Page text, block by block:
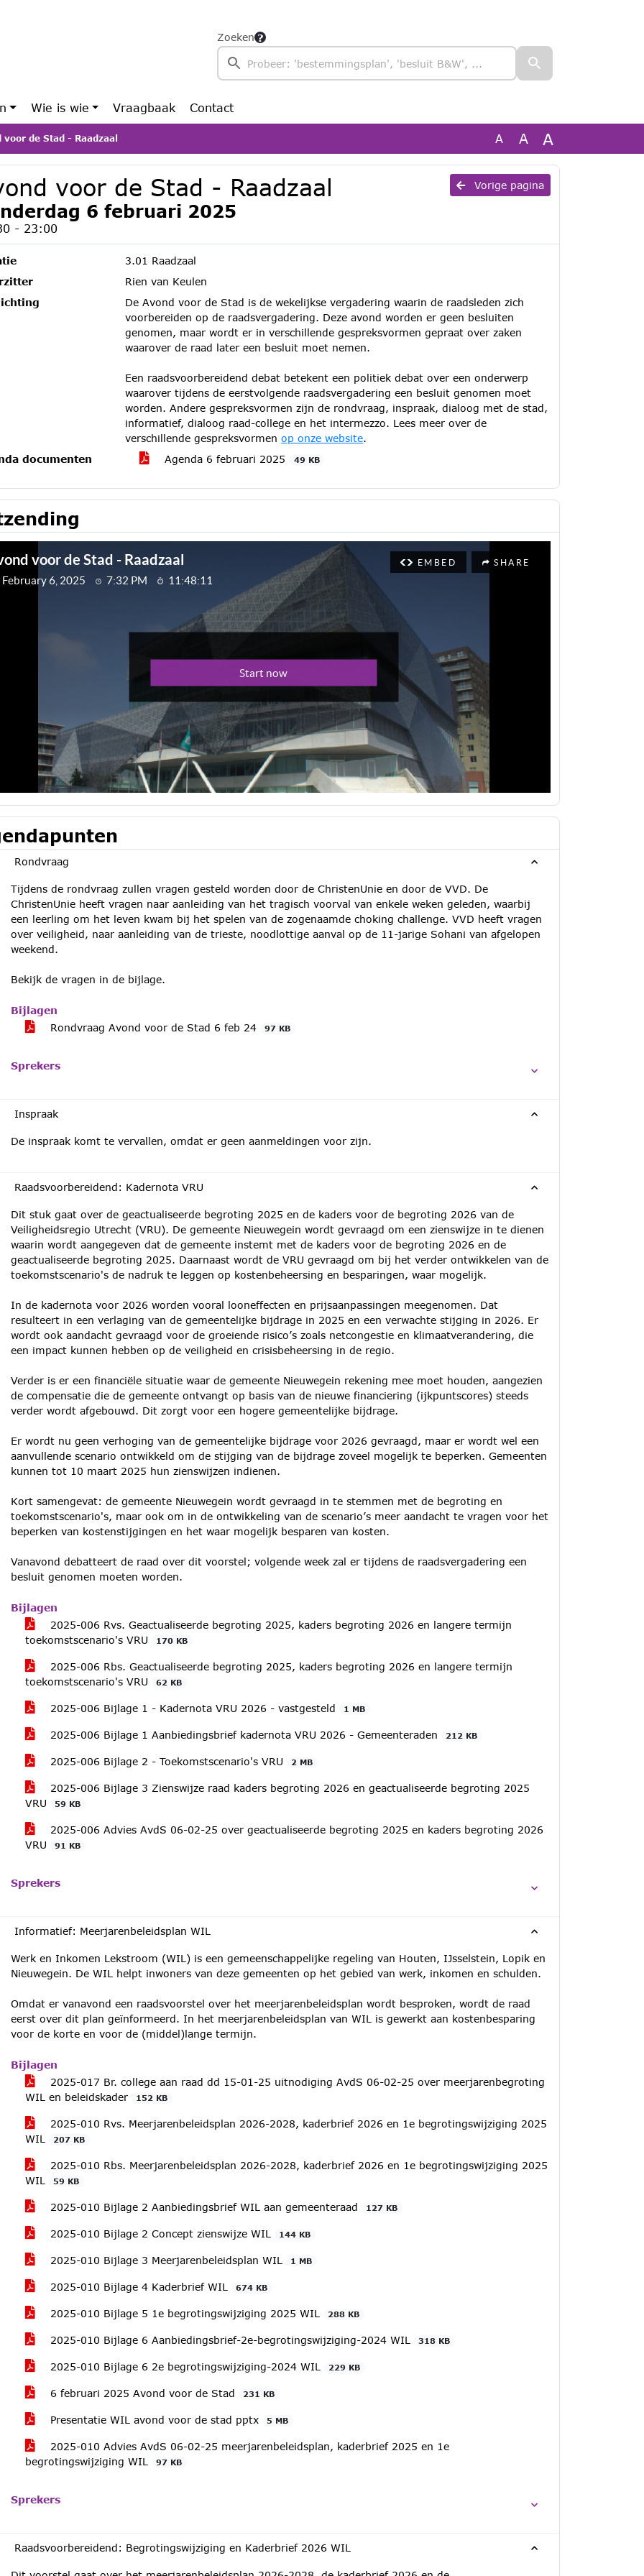
Zoeken
Wie is wie Vraagbaak Contact
voor de Stad - Raadzaal A A A
Vorige pagina
voor de Stad - Raadzaal
6 februari 2025
- 23:00
3.01 Raadzaal
Rien van Keulen
De Avond voor de Stad is de wekelijkse vergadering waarin de raadsleden zich
voorbereiden op de raadsvergadering. Deze avond worden er geen besluiten
genomen, maar wordt er in verschillende gespreksvormen gepraat over zaken
waarover de raad later een besluit moet nemen.
Een raadsvoorbereidend debat betekent een politiek debat over een onderwerp
waarover tijdens de eerstvolgende raadsvergadering een besluit genomen moet
worden. Andere gespreksvormen zijn de rondvraag, inspraak, dialoog met de stad,
informatief, dialoog raad-college en het intermezzo. Lees meer over de
verschillende gespreksvormenop onze website.
documenten
Agenda 6 februari 2025 49 KB
Rondvraag
Tijdens de rondvraag zullen vragen gesteld worden door de ChristenUnie en door de VVD. De
ChristenUnie heeft vragen naar aanleiding van het tragisch voorval van enkele weken geleden, waarbij
een leerling om het leven kwam bij het spelen van de zogenaamde choking challenge. VVD heeft vragen
over veiligheid, naar aanleiding van de trieste, noodlottige aanval op de 11-jarige Sohani van afgelopen
weekend.
Bekijk de vragen in de bijlage.
Bijlagen
Rondvraag Avond voor de Stad 6 feb 24
97 KB
Sprekers
Inspraak
De inspraak komt te vervallen, omdat er geen aanmeldingen voor zijn.
Raadsvoorbereidend: Kadernota VRU
Dit stuk gaat over de geactualiseerde begroting 2025 en de kaders voor de begroting 2026 van de
Veiligheidsregio Utrecht (VRU). De gemeente Nieuwegein wordt gevraagd om een zienswijze in te dienen
waarin wordt aangegeven dat de gemeente instemt met de kaders voor de begroting 2026 en de
geactualiseerde begroting 2025. Daarnaast wordt de VRU gevraagd om bij het verder ontwikkelen van de
toekomstscenario's de nadruk te leggen op kostenbeheersing en besparingen, waar mogelijk.
In de kadernota voor 2026 worden vooral looneffecten en prijsaanpassingen meegenomen. Dat
resulteert in een verlaging van de gemeentelijke bijdrage in 2025 en een verwachte stijging in 2026. Er
wordt ook aandacht gevraagd voor de groeiende risico’s zoals netcongestie en klimaatverandering, die
een impact kunnen hebben op de veiligheid en crisisbeheersing in de regio.
Verder is er een financiële situatie waar de gemeente Nieuwegein rekening mee moet houden, aangezien
de compensatie die de gemeente ontvangt op basis van de nieuwe financiering (ijkpuntscores) steeds
verder wordt afgebouwd. Dit zorgt voor een hogere gemeentelijke bijdrage.
Er wordt nu geen verhoging van de gemeentelijke bijdrage voor 2026 gevraagd, maar er wordt wel een
aanvullende scenario ontwikkeld om de stijging van de bijdrage zoveel mogelijk te beperken. Gemeenten
kunnen tot 10 maart 2025 hun zienswijzen indienen.
Kort samengevat: de gemeente Nieuwegein wordt gevraagd in te stemmen met de begroting en
toekomstscenario's, maar ook om in de ontwikkeling van de scenario’s meer aandacht te vragen voor het
beperken van kostenstijgingen en het waar mogelijk besparen van kosten.
Vanavond debatteert de raad over dit voorstel; volgende week zal er tijdens de raadsvergadering een
besluit genomen moeten worden.
Bijlagen
2025-006 Rvs. Geactualiseerde begroting 2025, kaders begroting 2026 en langere termijn
toekomstscenario's VRU
170 KB
2025-006 Rbs. Geactualiseerde begroting 2025, kaders begroting 2026 en langere termijn
toekomstscenario's VRU
62 KB
2025-006 Bijlage 1 - Kadernota VRU 2026 - vastgesteld 1 MB
2025-006 Bijlage 1 Aanbiedingsbrief kadernota VRU 2026 - Gemeenteraden 212 KB
2025-006 Bijlage 2 - Toekomstscenario's VRU 2 MB
2025-006 Bijlage 3 Zienswijze raad kaders begroting 2026 en geactualiseerde begroting 2025
VRU
59 KB
2025-006 Advies AvdS 06-02-25 over geactualiseerde begroting 2025 en kaders begroting 2026
VRU
91 KB
Sprekers
Informatief: Meerjarenbeleidsplan WIL
Werk en Inkomen Lekstroom (WIL) is een gemeenschappelijke regeling van Houten, IJsselstein, Lopik en
Nieuwegein. De WIL helpt inwoners van deze gemeenten op het gebied van werk, inkomen en schulden.
Omdat er vanavond een raadsvoorstel over het meerjarenbeleidsplan wordt besproken, wordt de raad
eerst over dit plan geïnformeerd. In het meerjarenbeleidsplan van WIL is gewerkt aan kostenbesparing
voor de korte en voor de (middel)lange termijn.
Bijlagen
2025-017 Br. college aan raad dd 15-01-25 uitnodiging AvdS 06-02-25 over meerjarenbegroting
WIL en beleidskader
152 KB
2025-010 Rvs. Meerjarenbeleidsplan 2026-2028, kaderbrief 2026 en 1e begrotingswijziging 2025
WIL
207 KB
2025-010 Rbs. Meerjarenbeleidsplan 2026-2028, kaderbrief 2026 en 1e begrotingswijziging 2025
WIL
59 KB
2025-010 Bijlage 2 Aanbiedingsbrief WIL aan gemeenteraad 127 KB
2025-010 Bijlage 2 Concept zienswijze WIL 144 KB
2025-010 Bijlage 3 Meerjarenbeleidsplan WIL 1 MB
2025-010 Bijlage 4 Kaderbrief WIL 674 KB
2025-010 Bijlage 5 1e begrotingswijziging 2025 WIL 288 KB
2025-010 Bijlage 6 Aanbiedingsbrief-2e-begrotingswijziging-2024 WIL 318 KB
2025-010 Bijlage 6 2e begrotingswijziging-2024 WIL 229 KB
6 februari 2025 Avond voor de Stad 231 KB
Presentatie WIL avond voor de stad pptx 5 MB
2025-010 Advies AvdS 06-02-25 meerjarenbeleidsplan, kaderbrief 2025 en 1e
begrotingswijziging WIL
97 KB
Sprekers
Raadsvoorbereidend: Begrotingswijziging en Kaderbrief 2026 WIL